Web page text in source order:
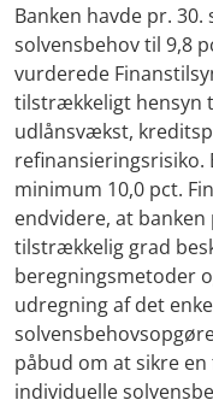
Banken havde pr.
solvensbehov til 9,8
vurderede
tilstrækkeligt hensyn
udlånsvækst,
refinansieringsrisiko.
minimum 10,0 pct.
endvidere, at
tilstrækkelig grad
beregningsmetoder
udregning af det
påbud om at sikre
individuelle